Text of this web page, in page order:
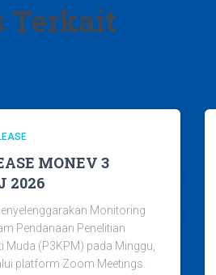
Terkait
MONEV 3
2026
Monitoring
Pendanaan Penelitian
Muda (P3KPM) pada Minggu,
platform Zoom Meetings.